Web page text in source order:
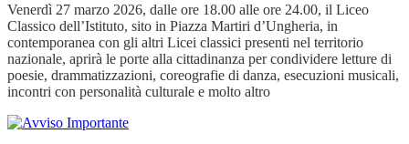
Venerdì 27 marzo 2026, dalle ore 18.00 alle ore 24.00, il Liceo
Classico dell’Istituto, sito in Piazza Martiri d’Ungheria, in
contemporanea con gli altri Licei classici presenti nel territorio
nazionale, aprirà le porte alla cittadinanza per condividere letture di
poesie, drammatizzazioni, coreografie di danza, esecuzioni musicali,
incontri con personalità culturale e molto altro